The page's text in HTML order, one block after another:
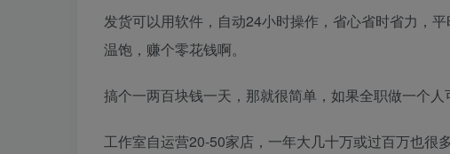
发货可以用软件，自动24小时操作，省心省时省力，
温饱，赚个零花钱啊。
搞个一两百块钱一天，那就很简单，如果全职做一个人
工作室自运营20-50家店，一年大几十万或过百万也很